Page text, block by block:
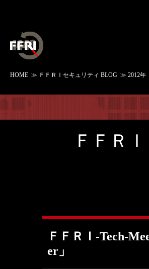
HOME ≫ ＦＦＲＩセキュリティ BLOG ≫ 2012年
ＦＦＲ
ＦＦＲＩ-Tech-
er」